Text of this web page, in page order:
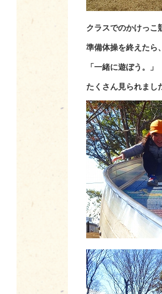
クラスでのかけっこ
準備体操を終えたら
「一緒に遊ぼう。
たくさん見られまし